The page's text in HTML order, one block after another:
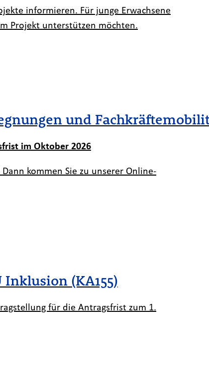
informieren. Für junge Erwachsene
Projekt unterstützen möchten.
und
im Oktober 2026
kommen Sie zu unserer Online-
(KA155)
für die Antragsfrist zum 1.